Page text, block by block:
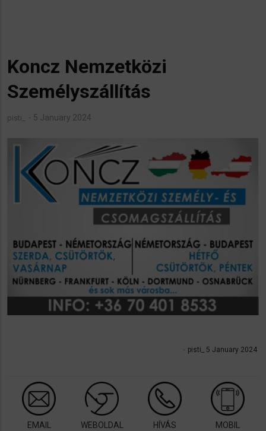
Koncz Nemzetközi
Személyszállítás
pisti_ 5 January 2024
pisti_ 5 January 2024
EMAIL WEBOLDAL HÍVÁS MOBIL